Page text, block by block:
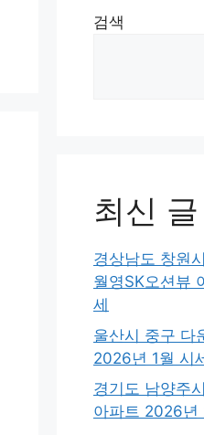
검색
최신 글
경상남도 창원
월영SK오션뷰
세
울산시 중구 다
2026년 1월 시
경기도 남양주
아파트 2026년